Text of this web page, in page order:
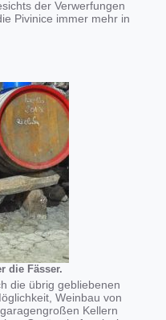
der Verwerfungen
Pivinice immer mehr in
die Fässer.
die übrig gebliebenen
Weinbau von
Kellern